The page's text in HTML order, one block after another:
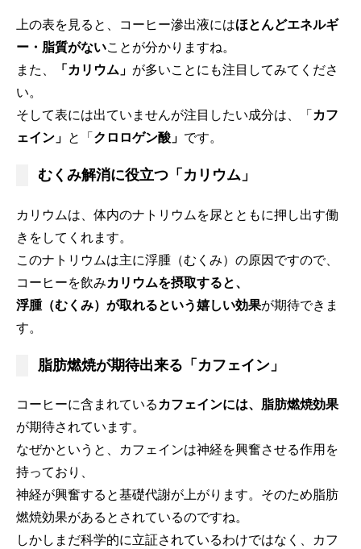
上の表を見ると、コーヒー滲出液にはほとんどエネルギ
ー・脂質がないことが分かりますね。
また、
「カリウム」 が多いことにも注目してみてくださ
い。
そして表には出ていませんが注目したい成分は、「カフ
ェイン」 と「クロロゲン酸」 です。
むくみ解消に役立つ「カリウム」
カリウムは、体内のナトリウムを尿とともに押し出す働
きをしてくれます。
このナトリウムは主に浮腫（むくみ）の原因ですので、
コーヒーを飲みカリウムを摂取すると、
浮腫（むくみ）が取れるという嬉しい効果が期待できま
す。
脂肪燃焼が期待出来る「カフェイン」
コーヒーに含まれているカフェインには、脂肪燃焼効果
が期待されています。
なぜかというと、カフェインは神経を興奮させる作用を
持っており、
神経が興奮すると基礎代謝が上がります。そのため脂肪
燃焼効果があるとされているのですね。
しかしまだ科学的に立証されているわけではなく、カフ